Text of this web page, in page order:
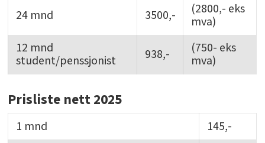
24 mnd
3500,- (2800,- eks
mva)
12 mnd
student/penssjonist 938,- (750- eks
mva)
Prisliste nett 2025
1 mnd
145,-